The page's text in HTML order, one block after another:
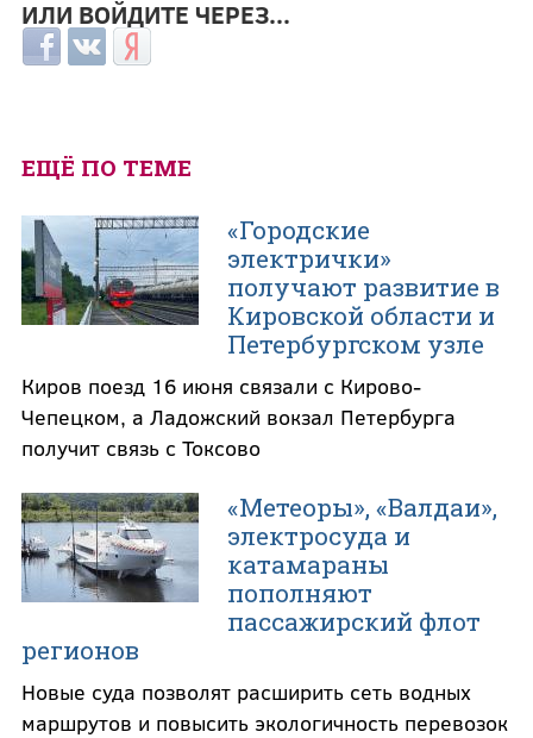
ИЛИ ВОЙДИТЕ ЧЕРЕЗ...
Login with Facebook
Login with ВКонтакте
Login with Яндекс
ЕЩЁ ПО ТЕМЕ
«Городские
электрички»
получают развитие в
Кировской области и
Петербургском узле
Киров поезд 16 июня связали с Кирово-
Чепецком, а Ладожский вокзал Петербурга
получит связь с Токсово
«Метеоры», «Валдаи»,
электросуда и
катамараны
пополняют
пассажирский флот
регионов
Новые суда позволят расширить сеть водных
маршрутов и повысить экологичность перевозок